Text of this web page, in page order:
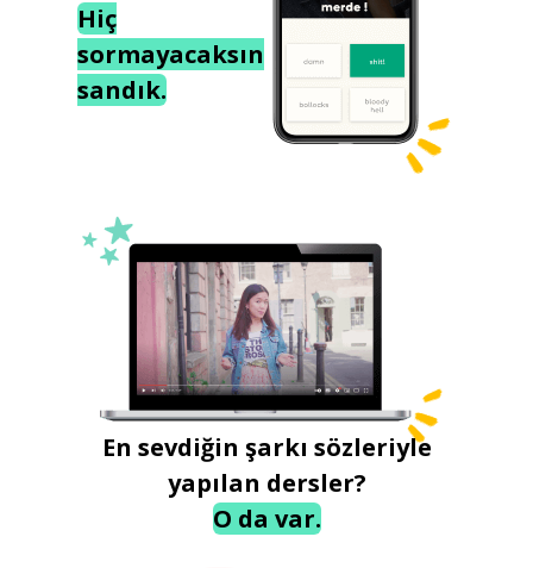
Hiç
sormayacaksın
sandık.
En sevdiğin şarkı sözleriyle
yapılan dersler?
O da var.